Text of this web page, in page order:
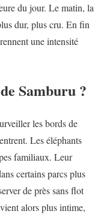
du jour. Le matin, la
dur, plus cru. En fin
une intensité
Samburu ?
les bords de
Les éléphants
familiaux. Leur
certains parcs plus
de près sans flot
alors plus intime,